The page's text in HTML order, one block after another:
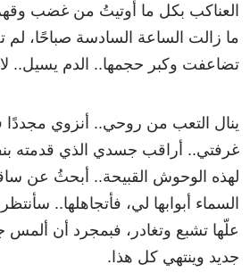
العناكب بكل ما أوتيتُ من غضب
ما زالت الساعة السادسة صباحًا، لم
تضاعفت وكبر حجمها.. الدم يسيل..
ينال التعب من روحي.. أنزوي
غرفتي.. أراقب جسدي الذي قدمته
لهذه الوحوش القبيحة.. أبحثُ عن
السماء أبوابها لي، فأتجاهلها..
علّها تشبع وتغادر، فبمجرد أن
جديد وينتهي كل هذا.